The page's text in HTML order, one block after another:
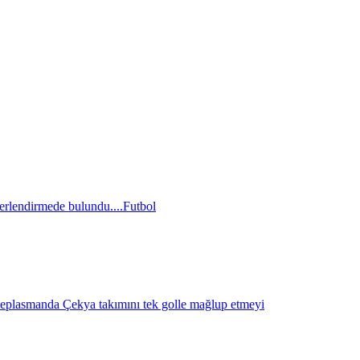
bulundu....Futbol
Çekya takımını tek golle mağlup etmeyi